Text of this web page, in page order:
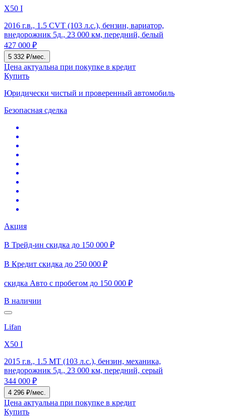
X50 I
2016 г.в., 1.5 CVT (103 л.с.), бензин, вариатор,
внедорожник 5д., 23 000 км, передний, белый
427 000 ₽
5 332 ₽/мес.
Цена актуальна при покупке в кредит
Купить
Юридически чистый и проверенный автомобиль
Безопасная сделка
Акция
В Трейд-ин скидка до 150 000 ₽
В Кредит скидка до 250 000 ₽
скидка Авто с пробегом до 150 000 ₽
В наличии
Lifan
X50 I
2015 г.в., 1.5 MT (103 л.с.), бензин, механика,
внедорожник 5д., 23 000 км, передний, серый
344 000 ₽
4 296 ₽/мес.
Цена актуальна при покупке в кредит
Купить